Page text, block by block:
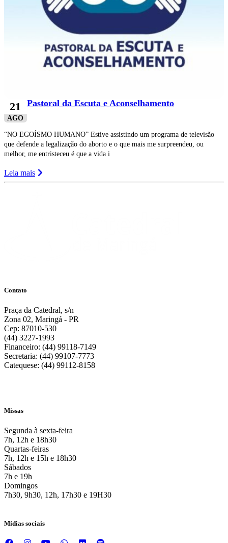
21
AGO
Pastoral da Escuta e Aconselhamento
“NO EGOÍSMO HUMANO” Estive assistindo um programa de televisão
que defende a legalização do aborto e o que mais me surpreendeu, ou
melhor, me entristeceu é que a vida i
Leia mais
Contato
Praça da Catedral, s/n
Zona 02, Maringá - PR
Cep: 87010-530
(44) 3227-1993
Financeiro: (44) 99118-7149
Secretaria: (44) 99107-7773
Catequese: (44) 99112-8158
Missas
Segunda à sexta-feira
7h, 12h e 18h30
Quartas-feiras
7h, 12h e 15h e 18h30
Sábados
7h e 19h
Domingos
7h30, 9h30, 12h, 17h30 e 19H30
Mídias sociais